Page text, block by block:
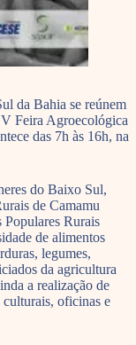
da Bahia se reúnem
Feira Agroecológica
das 7h às 16h, na
do Baixo Sul,
de Camamu
Populares Rurais
de alimentos
legumes,
da agricultura
a realização de
culturais, oficinas e